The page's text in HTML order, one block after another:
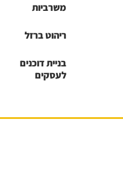
משרביות
ריהוט ברזל
בניית דוכנים
לעסקים